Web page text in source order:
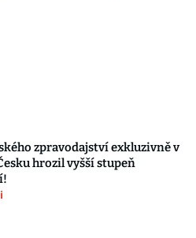
zpravodajství exkluzivně v
hrozil vyšší stupeň